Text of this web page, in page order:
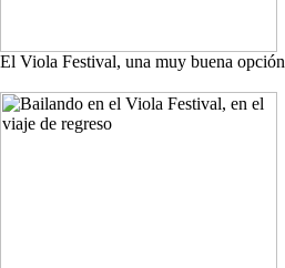
El Viola Festival, una muy buena opción